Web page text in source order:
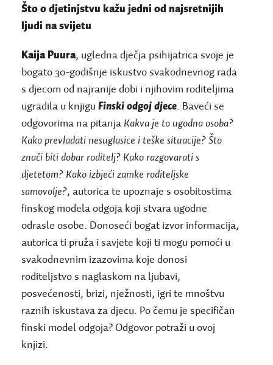
Što o djetinjstvu kažu jedni od najsretnijih
ljudi na svijetu
Kaija Puura, ugledna dječja psihijatrica svoje je
bogato 30-godišnje iskustvo svakodnevnog rada
s djecom od najranije dobi i njihovim roditeljima
ugradila u knjiguFinski odgoj djece. Baveći se
odgovorima na pitanja Kakva je to ugodna osoba?
Kako prevladati nesuglasice i teške situacije? Što
znači biti dobar roditelj? Kako razgovarati s
djetetom? Kako izbjeći zamke roditeljske
samovolje?, autorica te upoznajes osobitostima
finskog modela odgoja koji stvara ugodne
odrasle osobe. Donoseći bogat izvor informacija,
autorica ti pruža i savjete koji ti mogu pomoći u
svakodnevnim izazovima koje donosi
roditeljstvo s naglaskom na ljubavi,
posvećenosti, brizi, nježnosti, igri te mnoštvu
raznih iskustava za djecu. Po čemu je specifičan
finski model odgoja? Odgovor potraži u ovoj
knjizi.